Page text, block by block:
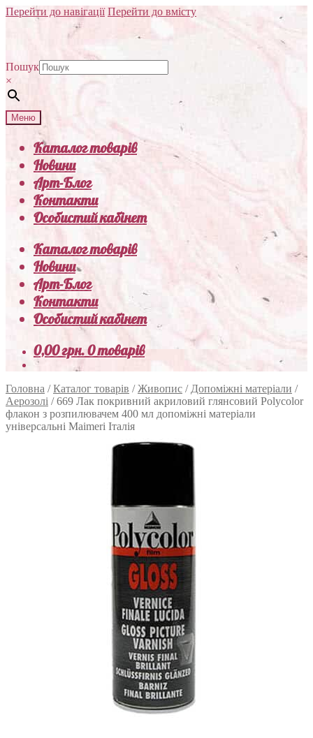
Перейти до навігації Перейти до вмісту
Пошук
×
Меню
Каталог товарів
Новини
Арт-Блог
Контакти
Особистий кабінет
Каталог товарів
Новини
Арт-Блог
Контакти
Особистий кабінет
0,00грн.0 товарів
Головна /Каталог товарів /Живопис / Допоміжні матеріали /
Аерозолі /669 Лак покривний акриловий глянсовий Polycolor
флакон з розпилювачем 400 мл допоміжні матеріали
універсальні Maimeri Італія